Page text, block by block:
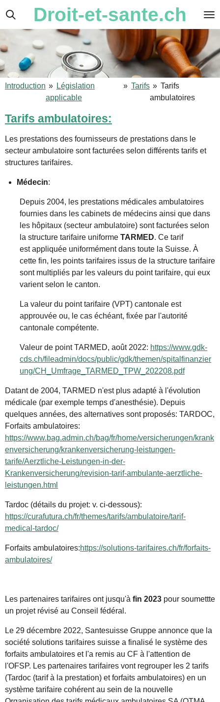
Passer
contenu
principal
Droit-et-sante.ch
Introduction » Législation
applicable
» Tarifs » Tarifs
ambulatoires
Tarifs ambulatoires:
Les prestations des fournisseurs de prestations dans le
secteur ambulatoire sont facturées selon différents tarifs et
structures tarifaires.
Médecin:
Depuis 2004, les prestations médicales ambulatoires
fournies dans les cabinets de médecins ainsi que dans
les hôpitaux (secteur ambulatoire) sont facturées selon
la structure tarifaire uniforme TARMED. Ce tarif
est appliquée uniformément dans toute la Suisse. À
cette fin, les points tarifaires issus de la structure tarifaire
sont multipliés par les valeurs du point tarifaire, qui eux
varient selon le canton.
La valeur du point tarifaire (VPT) cantonale est
approuvée ou, le cas échéant, fixée par l'autorité
cantonale compétente.
Valeur de point TARMED, août 2022: https://www.gdk-
cds.ch/fileadmin/docs/public/gdk/themen/spitalfinanzier
ung/CH_Umfrage_TARMED_TPW_202208.pdf
Datant de 2004, TARMED n'est plus adapté à l'évolution
médicale (par exemple temps d'anesthésie). Depuis
quelques années, des alternatives sont proposés: TARDOC,
Forfaits ambulatoires:
https://www.bag.admin.ch/bag/fr/home/versicherungen/krank
enversicherung/krankenversicherung-leistungen-
tarife/Aerztliche-Leistungen-in-der-
Krankenversicherung/revision-tarif-ambulante-aerztliche-
leistungen.html
Tardoc (détails du projet: v. ci-dessous):
https://curafutura.ch/fr/themes/tarifs/ambulatoire/tarif-
medical-tardoc/
Forfaits ambulatoires:https://solutions-tarifaires.ch/fr/forfaits-
ambulatoires/
Les partenaires tarifaires ont jusqu'à fin 2023 pour soumettte
un projet révisé au Conseil fédéral.
Le 29 décembre 2022, Santesuisse Gruppe annonce que la
société solutions tarifaires suisse a finalisé le système des
forfaits ambulatoires et l'a remis au CF à l'attention de
l'OFSP. Les partenaires tarifaires vont regrouper les 2 tarifs
(Tardoc (tarif à la prestation) et forfaits ambulatoires) en un
système tarifaire cohérent au sein de la nouvelle